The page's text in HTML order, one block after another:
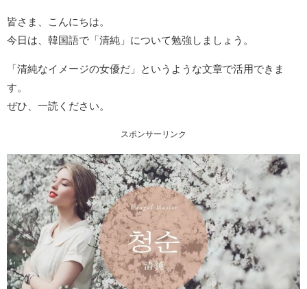
皆さま、こんにちは。
今日は、韓国語で「清純」について勉強しましょう。
「清純なイメージの女優だ」というような文章で活用できま
す。
ぜひ、一読ください。
スポンサーリンク